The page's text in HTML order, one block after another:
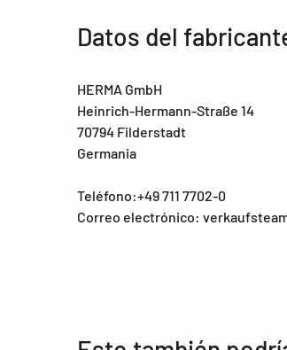
Datos del
HERMA GmbH
Heinrich-Hermann-Straße 14
70794 Filderstadt
Germania
Teléfono:+49 711 7702-0
Correo electrónico: